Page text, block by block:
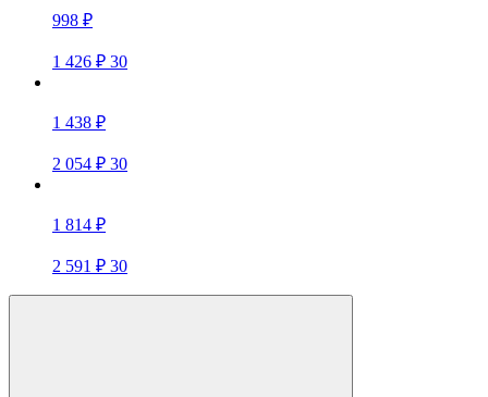
998 ₽
1 426 ₽ 30
1 438 ₽
2 054 ₽ 30
1 814 ₽
2 591 ₽ 30